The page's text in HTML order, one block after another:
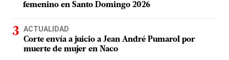
femenino en Santo Domingo 2026
ACTUALIDAD
Corte envía a juicio a Jean André Pumarol por
muerte de mujer en Naco